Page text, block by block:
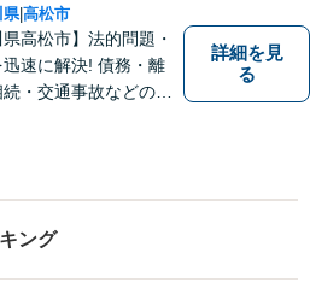
県|高松市
県高松市】法的問題・
速に解決! 債務・離
・交通事故などの問
詳細を見
る
ング